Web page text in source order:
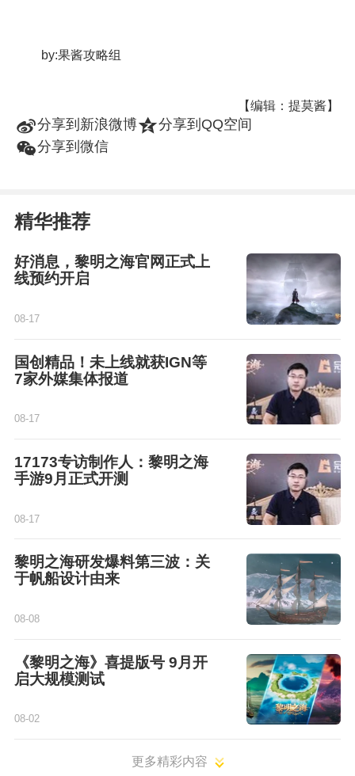
by:果酱攻略组
【编辑：提莫酱】
t分享到新浪微博z分享到QQ空间
w分享到微信
精华推荐
好消息，黎明之海官网正式上
线预约开启
08-17
国创精品！未上线就获IGN等
7家外媒集体报道
08-17
17173专访制作人：黎明之海
手游9月正式开测
08-17
黎明之海研发爆料第三波：关
于帆船设计由来
08-08
《黎明之海》喜提版号 9月开
启大规模测试
08-02
更多精彩内容